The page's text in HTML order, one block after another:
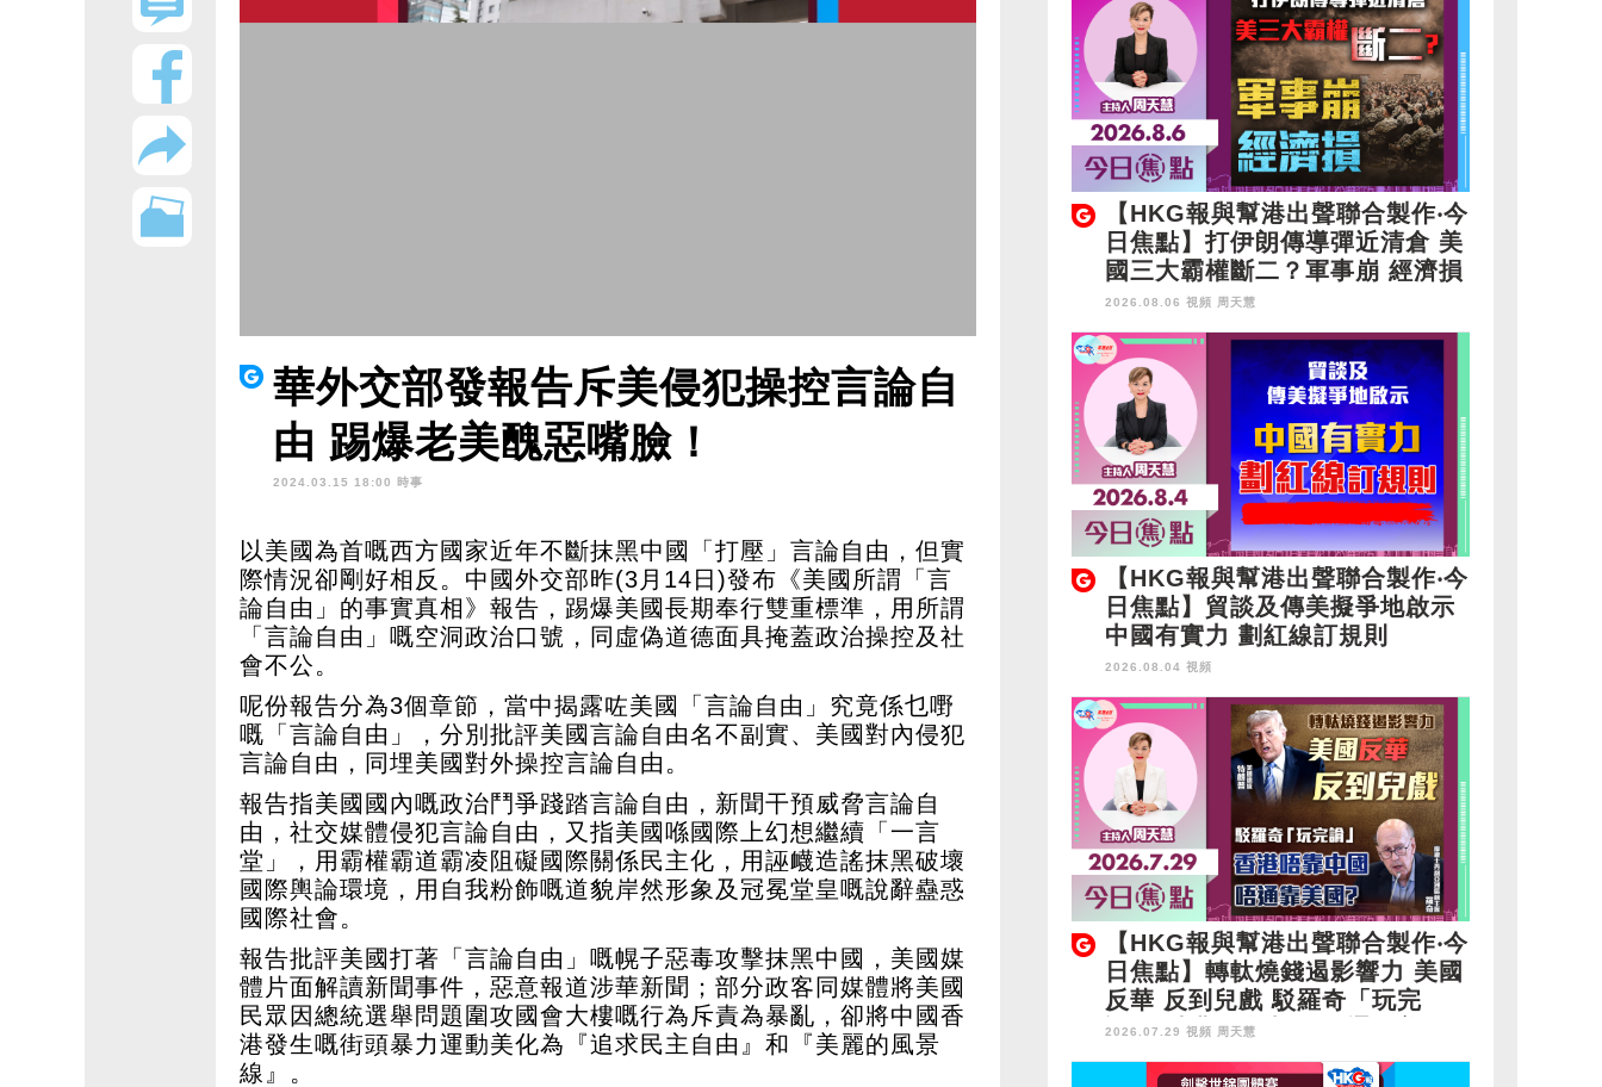
華外交部發報告斥美侵犯操控言論自
由 踢爆老美醜惡嘴臉！
2024.03.15 18:00 時事
以美國為首嘅西方國家近年不斷抹黑中國「打壓」言論自由，但實
際情況卻剛好相反。中國外交部昨(3月14日)發布《美國所謂「言
論自由」的事實真相》報告，踢爆美國長期奉行雙重標準，用所謂
「言論自由」嘅空洞政治口號，同虛偽道德面具掩蓋政治操控及社
會不公。
呢份報告分為3個章節，當中揭露咗美國「言論自由」究竟係乜嘢
嘅「言論自由」，分別批評美國言論自由名不副實、美國對內侵犯
言論自由，同埋美國對外操控言論自由。
報告指美國國內嘅政治鬥爭踐踏言論自由，新聞干預威脅言論自
由，社交媒體侵犯言論自由，又指美國喺國際上幻想繼續「一言
堂」，用霸權霸道霸凌阻礙國際關係民主化，用誣衊造謠抹黑破壞
國際輿論環境，用自我粉飾嘅道貌岸然形象及冠冕堂皇嘅說辭蠱惑
國際社會。
報告批評美國打著「言論自由」嘅幌子惡毒攻擊抹黑中國，美國媒
體片面解讀新聞事件，惡意報道涉華新聞；部分政客同媒體將美國
民眾因總統選舉問題圍攻國會大樓嘅行為斥責為暴亂，卻將中國香
港發生嘅街頭暴力運動美化為『追求民主自由』和『美麗的風景
線』。
【HKG報與幫港出聲聯合製作‧今
日焦點】打伊朗傳導彈近清倉 美
國三大霸權斷二？軍事崩 經濟損
2026.08.06 視頻 周天慧
【HKG報與幫港出聲聯合製作‧今
日焦點】貿談及傳美擬爭地啟示
中國有實力 劃紅線訂規則
2026.08.04 視頻
【HKG報與幫港出聲聯合製作‧今
日焦點】轉軚燒錢遏影響力 美國
反華 反到兒戲 駁羅奇「玩完
論」 香港唔靠中國 唔通靠美
國？
2026.07.29 視頻 周天慧